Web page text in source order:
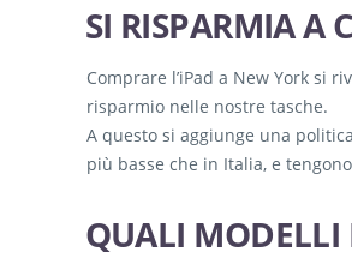
SI RISPARMIA A
Comprare l’iPad a New York si
risparmio nelle nostre tasche.
A questo si aggiunge una
più basse che in Italia, e
QUALI MODELLI